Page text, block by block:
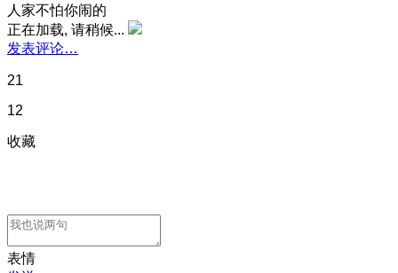
人家不怕你闹的
正在加载, 请稍候...
发表评论…
21
12
收藏
表情